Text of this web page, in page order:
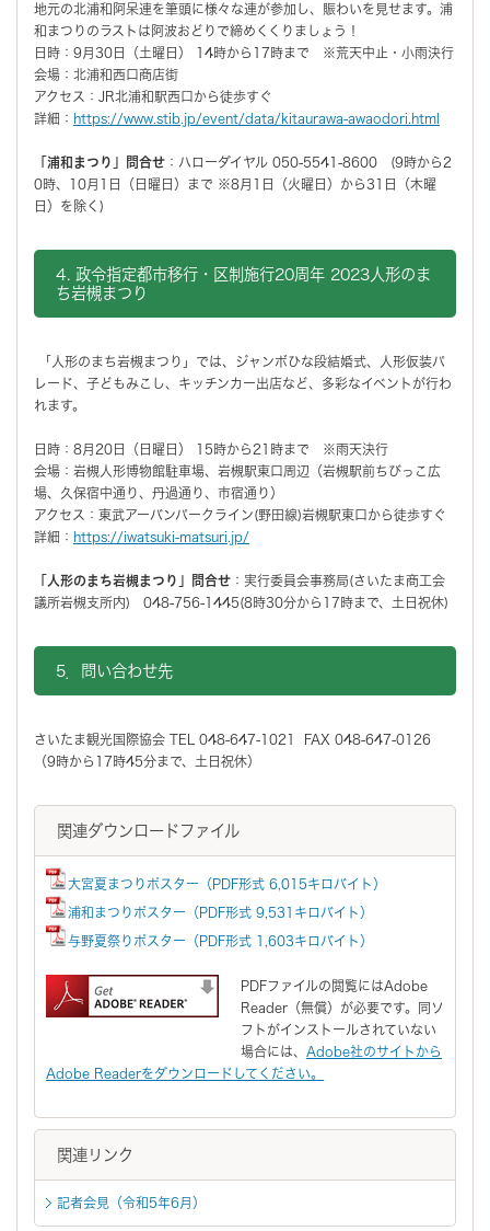
地元の北浦和阿呆連を筆頭に様々な連が参加し、賑わいを見せます。浦
和まつりのラストは阿波おどりで締めくくりましょう！
日時：9月30日（土曜日） 14時から17時まで ※荒天中止・小雨決行
会場：北浦和西口商店街
アクセス：JR北浦和駅西口から徒歩すぐ
詳細： https://www.stib.jp/event/data/kitaurawa-awaodori.html
「浦和まつり」問合せ ：ハローダイヤル 050-5541-8600 (9時から2
0時、10月1日（日曜日）まで ※8月1日（火曜日）から31日（木曜
日）を除く)
4. 政令指定都市移行・区制施行20周年 2023人形のま
ち岩槻まつり
「人形のまち岩槻まつり」では、ジャンボひな段結婚式、人形仮装パ
レード、子どもみこし、キッチンカー出店など、多彩なイベントが行わ
れます。
日時：8月20日（日曜日） 15時から21時まで ※雨天決行
会場：岩槻人形博物館駐車場、岩槻駅東口周辺（岩槻駅前ちびっこ広
場、久保宿中通り、丹過通り、市宿通り）
アクセス：東武アーバンパークライン(野田線)岩槻駅東口から徒歩すぐ
詳細： https://iwatsuki-matsuri.jp/
「人形のまち岩槻まつり」問合せ ：実行委員会事務局(さいたま商工会
議所岩槻支所内) 048-756-1445(8時30分から17時まで、土日祝休)
5．問い合わせ先
さいたま観光国際協会 TEL 048-647-1021 FAX 048-647-0126
（9時から17時45分まで、土日祝休）
関連ダウンロードファイル
大宮夏まつりポスター（PDF形式 6,015キロバイト）
浦和まつりポスター（PDF形式 9,531キロバイト）
与野夏祭りポスター（PDF形式 1,603キロバイト）
PDFファイルの閲覧にはAdobe
Reader（無償）が必要です。同ソ
フトがインストールされていない
場合には、 Adobe社のサイトから
Adobe Readerをダウンロードしてください。
関連リンク
記者会見（令和5年6月）